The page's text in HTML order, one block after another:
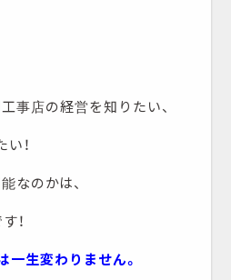
事店の経営を知りたい、
！
なのかは、
！
一生変わりません。